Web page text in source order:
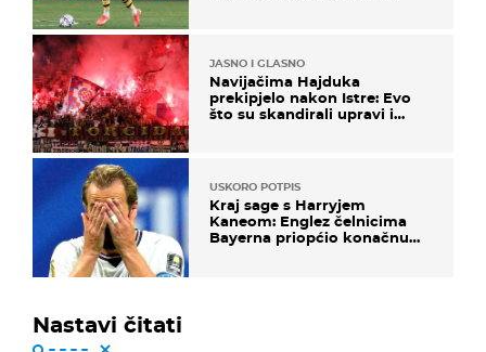
JASNO I GLASNO
Navijačima Hajduka
prekipjelo nakon Istre: Evo
što su skandirali upravi i
USKORO POTPIS
Kraj sage s Harryjem
Kaneom: Englez čelnicima
Bayerna priopćio konačnu
Nastavi čitati